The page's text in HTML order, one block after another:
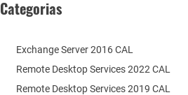
Categorias
Remote Desktop Services 2022 CAL
Remote Desktop Services 2019 CAL
Exchange Server 2016 CAL